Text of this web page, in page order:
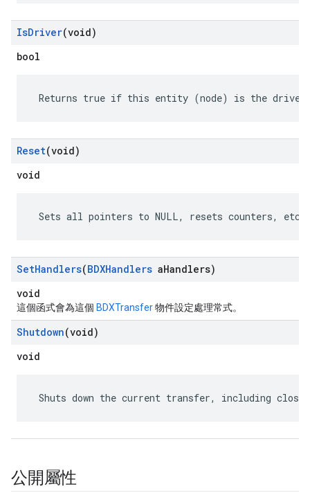
IsDriver(void)
bool
Returns true if this entity (node) is the
Reset(void)
void
Sets all pointers to NULL, resets counters, etc.
SetHandlers(BDXHandlers aHandlers)
void
這個函式會為這個 BDXTransfer物件設定處理常式。
Shutdown(void)
void
Shuts down the current transfer, including closing
公開屬性